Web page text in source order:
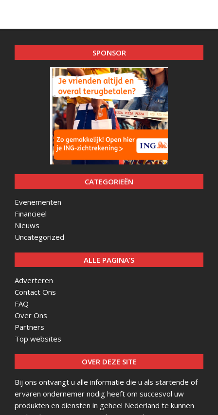
SPONSOR
CATEGORIEËN
Evenementen
Financieel
Nieuws
Uncategorized
ALLE PAGINA’S
Adverteren
Contact Ons
FAQ
Over Ons
Partners
Top websites
OVER DEZE SITE
Bij ons ontvangt u alle informatie die u als startende of
ervaren ondernemer nodig heeft om succesvol uw
produkten en diensten in geheel Nederland te kunnen